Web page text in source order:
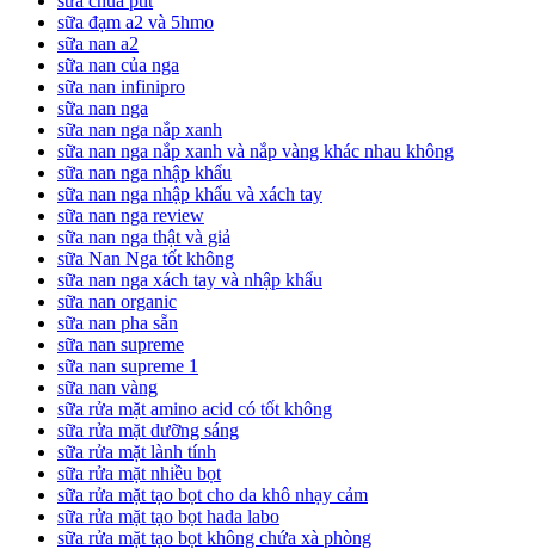
sữa đạm a2 và 5hmo
sữa nan a2
sữa nan của nga
sữa nan infinipro
sữa nan nga
sữa nan nga nắp xanh
sữa nan nga nắp xanh và nắp vàng khác nhau không
sữa nan nga nhập khẩu
sữa nan nga nhập khẩu và xách tay
sữa nan nga review
sữa nan nga thật và giả
sữa Nan Nga tốt không
sữa nan nga xách tay và nhập khẩu
sữa nan organic
sữa nan pha sẵn
sữa nan supreme
sữa nan supreme 1
sữa nan vàng
sữa rửa mặt amino acid có tốt không
sữa rửa mặt dưỡng sáng
sữa rửa mặt lành tính
sữa rửa mặt nhiều bọt
sữa rửa mặt tạo bọt cho da khô nhạy cảm
sữa rửa mặt tạo bọt hada labo
sữa rửa mặt tạo bọt không chứa xà phòng